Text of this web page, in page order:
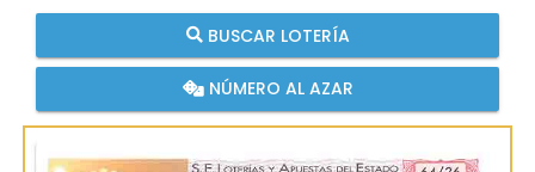
BUSCAR LOTERÍA
NÚMERO AL AZAR